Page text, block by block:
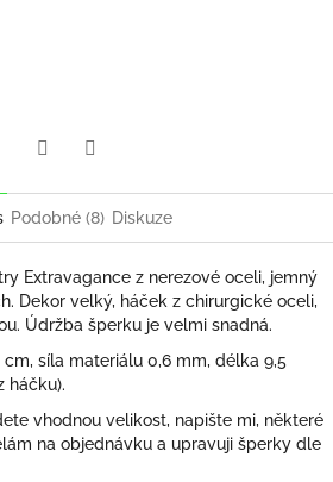
Podobné (8) Diskuze
Extravagance z nerezové oceli, jemný
Dekor velký, háček z chirurgické oceli,
Údržba šperku je velmi snadná.
cm, síla materiálu 0,6 mm, délka 9,5
háčku).
vhodnou velikost, napište mi, některé
na objednávku a upravuji šperky dle